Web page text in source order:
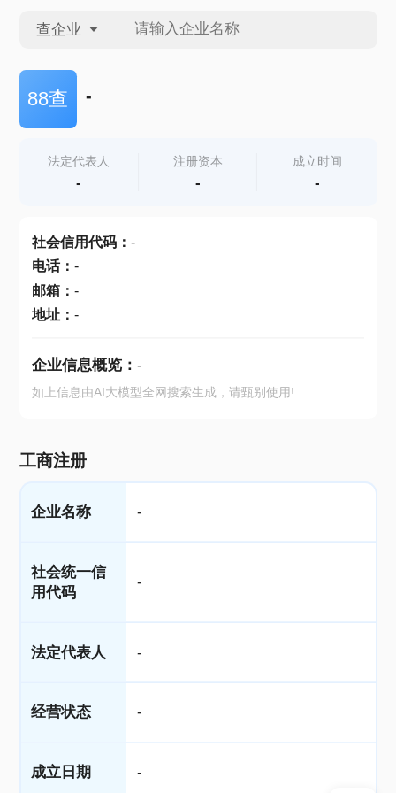
查企业
查企业
查产地
88查 -
法定代表人
-
注册资本
-
成立时间
-
社会信用代码： -
电话： -
邮箱： -
地址： -
企业信息概览： -
如上信息由AI大模型全网搜索生成，请甄别使用!
工商注册
企业名称 -
社会统一信
用代码
-
法定代表人 -
经营状态 -
成立日期 -